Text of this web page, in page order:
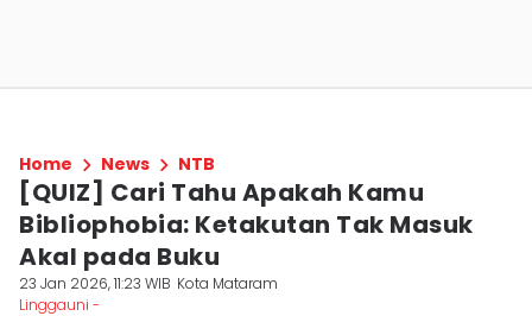
Home News NTB
[QUIZ] Cari Tahu Apakah Kamu
Bibliophobia: Ketakutan Tak Masuk
Akal pada Buku
23 Jan 2026, 11:23 WIB Kota Mataram
Linggauni -